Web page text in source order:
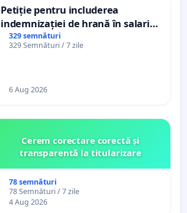
Petiție pentru includerea
indemnizației de hrană în salariul
de bază și protejarea gradațiilor
de vechime pentru asistenții
329 semnături
329 Semnături / 7 zile
6 Aug 2026
Cerem corectare corectă și
transparentă la titularizare
78 semnături
78 Semnături / 7 zile
4 Aug 2026